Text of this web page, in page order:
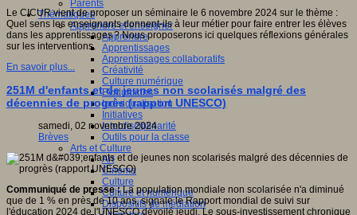
Parents
Thématiques
Apprendre et enseigner
Apprendre
Apprentissages
Apprentissages collaboratifs
Créativité
Culture numérique
Evaluations
Individualisation
Initiatives
Interdisciplinarité
Outils pour la classe
Arts et Culture
Art
Cinéma
Culture
Culture et numérique
Dispositifs de médiation
Le CICUR vient de proposer un séminaire le 6 novembre 2024 sur le thème :
Quel sens les enseignants donnent-ils à leur métier pour faire entrer les élèves
dans les apprentissages ? Nous proposerons ici quelques réflexions générales
sur les interventions.
En savoir plus...
251M d'enfants et de jeunes non scolarisés malgré des
décennies de progrès (rapport UNESCO)
samedi, 02 novembre 2024
Brèves
Communiqué de presse :La population mondiale non scolarisée n'a diminué
que de 1 % en près de 10 ans, signale le Rapport mondial de suivi sur
l'éducation 2024 de l'UNESCO dévoilé jeudi. Le sous-investissement chronique